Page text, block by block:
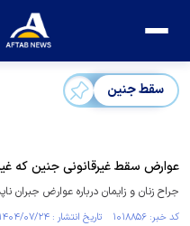
سقط جنین
عوارض سقط غیرقانونی جنین که
جراح زنان و زایمان درباره عوارض جبران
کد خبر: ۱۰۱۸۸۵۶ تاریخ انتشار : ۱۴۰۴/۰۷/۲۴